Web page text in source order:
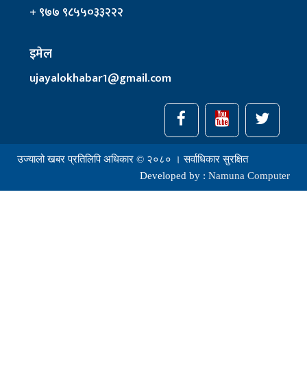
+ ९७७ ९८५५०३३२२२
इमेल
ujayalokhabar1@gmail.com
उज्यालो खबर प्रतिलिपि अधिकार © २०८० । सर्वाधिकार सुरक्षित
Developed by : Namuna Computer